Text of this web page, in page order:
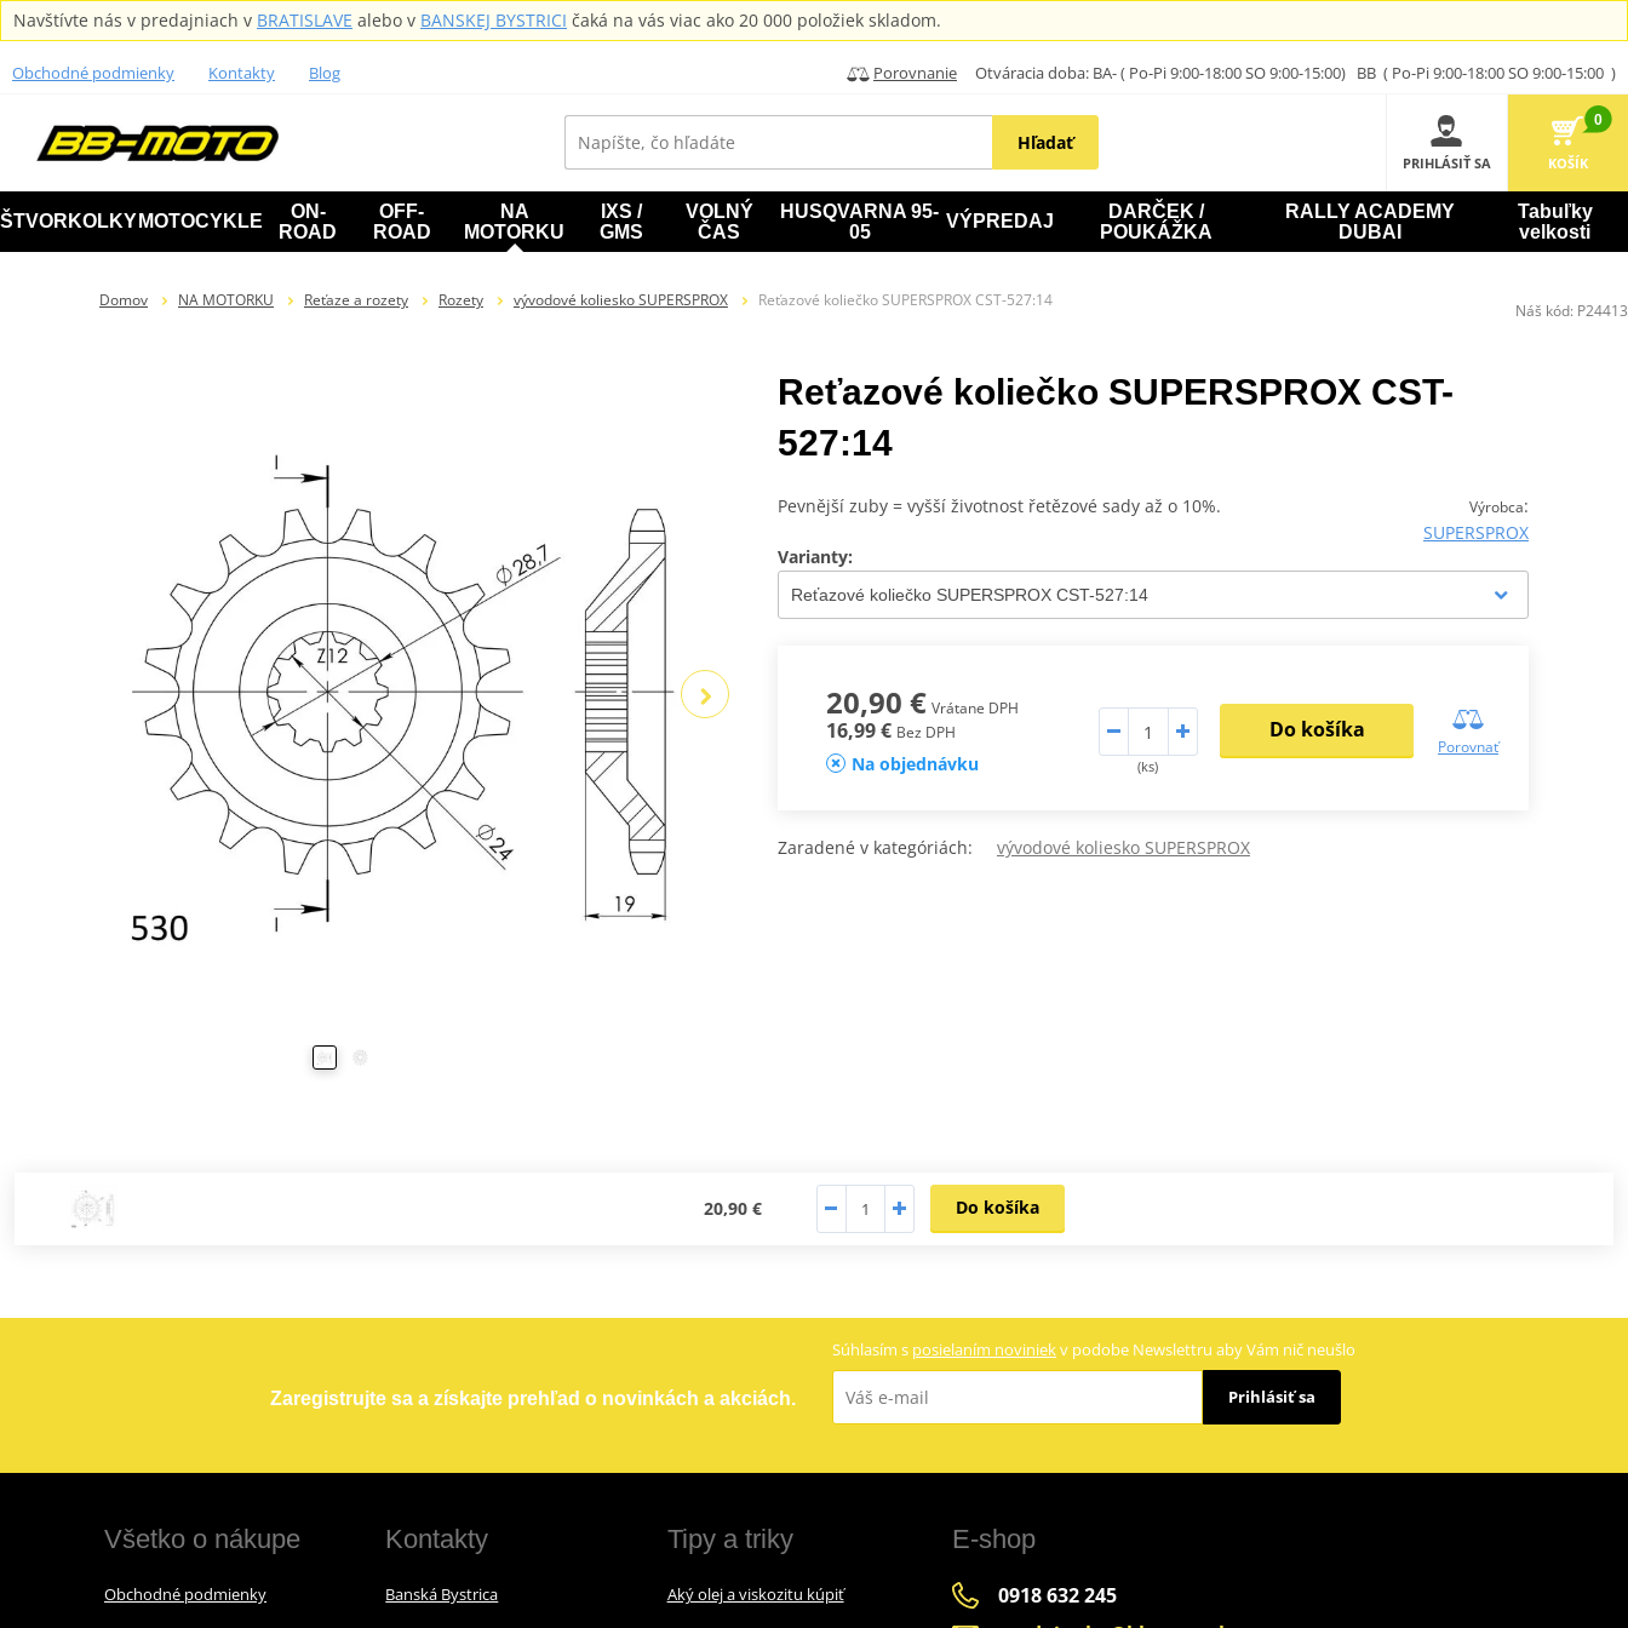
Navštívte nás v predajniach v BRATISLAVE alebo v BANSKEJ BYSTRICI čaká na vás viac ako 20 000 položiek skladom.
Obchodné podmienky Kontakty Blog Porovnanie Otváracia doba: BA- ( Po-Pi 9:00-18:00 SO 9:00-15:00) BB ( Po-Pi 9:00-18:00 SO 9:00-15:00 )
Hľadať
PRIHLÁSIŤ SA
0
KOŠÍK
ŠTVORKOLKY MOTOCYKLE
ON-
ROAD
OFF-
ROAD
NA
MOTORKU
IXS /
GMS
VOLNÝ
ČAS
HUSQVARNA 95-
05
VÝPREDAJ
DARČEK /
POUKÁŽKA
RALLY ACADEMY
DUBAI
Tabuľky
velkosti
Domov NA MOTORKU Reťaze a rozety Rozety vývodové koliesko SUPERSPROX Reťazové koliečko SUPERSPROX CST-527:14
Reťazové koliečko SUPERSPROX CST-
527:14
Výrobca:
SUPERSPROX
Pevnější zuby = vyšší životnost řetězové sady až o 10%.
Varianty:
20,90 € Vrátane DPH
16,99 € Bez DPH
Na objednávku (ks)
Do košíka
Porovnať
Zaradené v kategóriách: vývodové koliesko SUPERSPROX
20,90 € Do košíka
Náš kód: P24413
Zaregistrujte sa a získajte prehľad o novinkách a akciách.
Súhlasím s posielaním noviniekv podobe Newslettru aby Vám nič neušlo
Prihlásiť sa
Všetko o nákupe
Obchodné podmienky
Kontakty
Banská Bystrica
Tipy a triky
Aký olej a viskozitu kúpiť
E-shop
0918 632 245